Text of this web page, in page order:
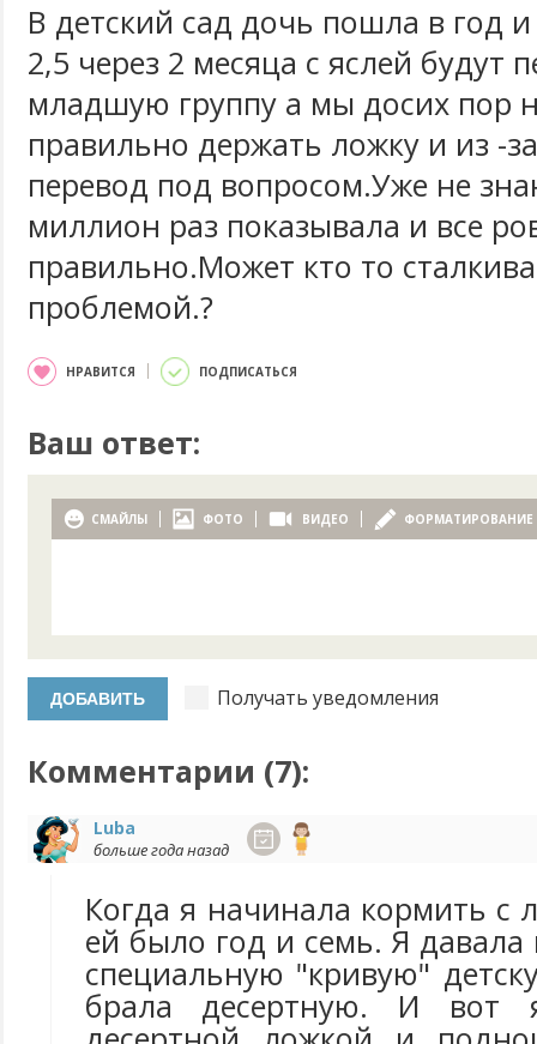
В детский сад дочь пошла в год
2,5 через 2 месяца с яслей будут
младшую группу а мы досих пор
правильно держать ложку и из -
перевод под вопросом.Уже не
миллион раз показывала и все
правильно.Может кто то
проблемой.?
НРАВИТСЯ ПОДПИСАТЬСЯ
Ваш ответ:
СМАЙЛЫ ФОТО ВИДЕО ФОРМАТИРОВАНИЕ
Получать уведомления
Комментарии (7):
Luba
больше года назад
Когда я начинала кормить с
ей было год и семь. Я
специальную "кривую"
брала десертную. И вот